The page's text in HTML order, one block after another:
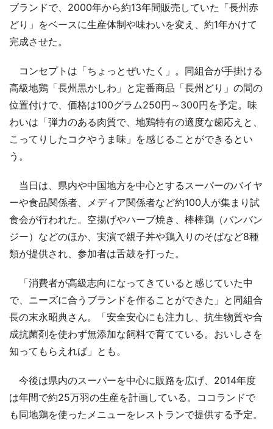
ブランドで、2000年から約13年間販売していた「長州赤
どり」をベースに生産体制や味わいを変え、約1年かけて
完成させた。
コンセプトは「ちょっとぜいたく」。同組合が手掛ける
高級地鶏「長州黒かしわ」と定番商品「長州どり」の間の
位置付けで、価格は100グラム250円～300円を予定。味
わいは「弾力のある肉質で、地鶏特有の適度な歯応えと、
こってりしたコクやうま味」を感じることができるとい
う。
当日は、県内や中国地方を中心とするスーパーのバイヤ
ーや食品関係者、メディア関係者など約100人が集まり試
食会が行われた。空揚げやハーブ焼き、棒棒鶏（バンバン
ジー）などのほか、実演で親子丼や鶏入りのそばなど8種
類が提供され、参加者は舌鼓を打った。
「消費者が高級志向になってきていると感じていた中
で、ニーズに合うブランドを作ることができた」と同組合
長の末永昭典さん。「安全安心にも注力し、抗生物質や合
成抗菌剤を使わず無添加な飼料で育てている。おいしさを
知ってもらえれば」とも。
今後は県内のスーパーを中心に販路を広げ、2014年度
は年間で約25万羽の生産を計画している。ココランドで
も同地鶏を使ったメニューをレストランで提供する予定。